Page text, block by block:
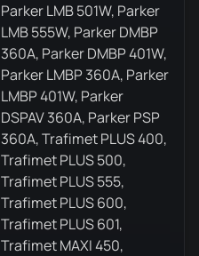
Parker LMB 501W, Parker
LMB 555W, Parker DMBP
360A, Parker DMBP 401W,
Parker LMBP 360A, Parker
LMBP 401W, Parker
DSPAV 360A, Parker PSP
360A, Trafimet PLUS 400,
Trafimet PLUS 500,
Trafimet PLUS 555,
Trafimet PLUS 600,
Trafimet PLUS 601,
Trafimet MAXI 450,